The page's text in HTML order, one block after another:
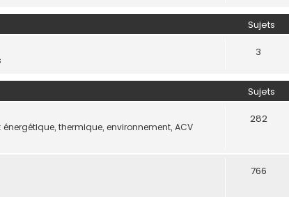
Sujets
3
Sujets
thermique, environnement, ACV
282
766